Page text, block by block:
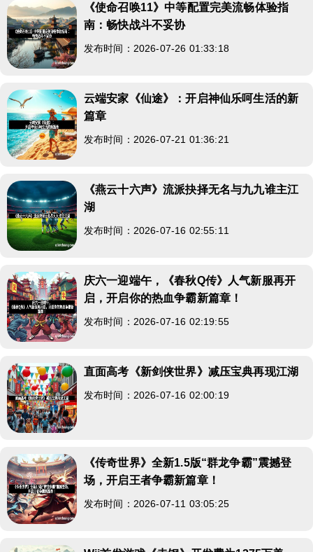
《使命召唤11》中等配置完美流畅体验指
南：畅快战斗不妥协
发布时间：2026-07-26 01:33:18
云端安家《仙途》：开启神仙乐呵生活的新
篇章
发布时间：2026-07-21 01:36:21
《燕云十六声》流派抉择无名与九九谁主江
湖
发布时间：2026-07-16 02:55:11
庆六一迎端午，《春秋Q传》人气新服再开
启，开启你的热血争霸新篇章！
发布时间：2026-07-16 02:19:55
直面高考《新剑侠世界》减压宝典再现江湖
发布时间：2026-07-16 02:00:19
《传奇世界》全新1.5版“群龙争霸”震撼登
场，开启王者争霸新篇章！
发布时间：2026-07-11 03:05:25